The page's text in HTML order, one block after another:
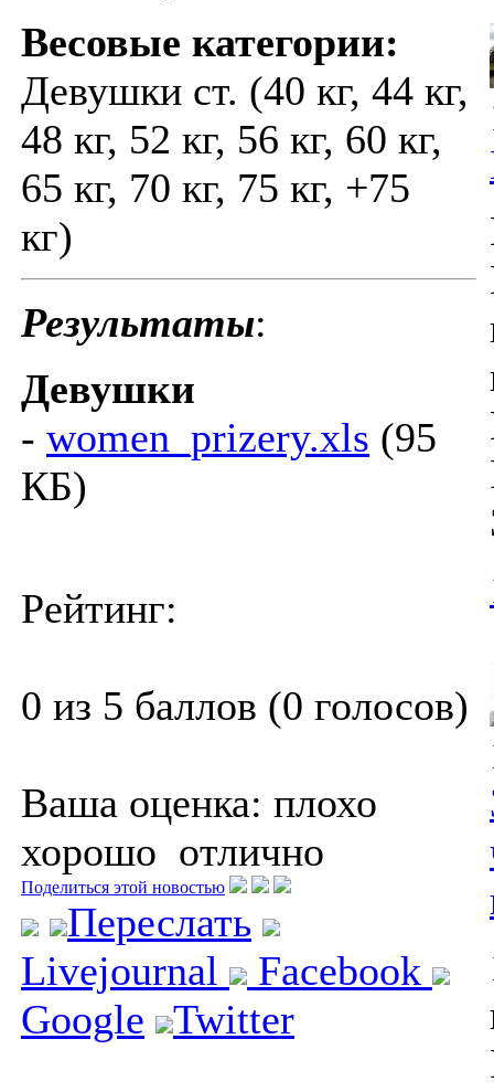
Весовые категории:
Девушки ст. (40 кг, 44 кг,
48 кг, 52 кг, 56 кг, 60 кг,
65 кг, 70 кг, 75 кг, +75
кг)
Результаты:
Девушки
- women_prizery.xls (95
КБ)
Рейтинг:
0 из 5 баллов (0 голосов)
Ваша оценка: плохо
хорошо отлично
Поделиться этой новостью
Переслать
Livejournal
Facebook
Google
Twitter